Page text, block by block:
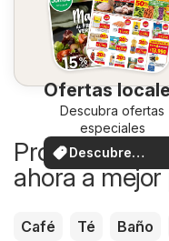
Ofertas
Descubra ofertas
especiales
Descubre
ofertas
Productos
ahora a mejor
Café Té Baño